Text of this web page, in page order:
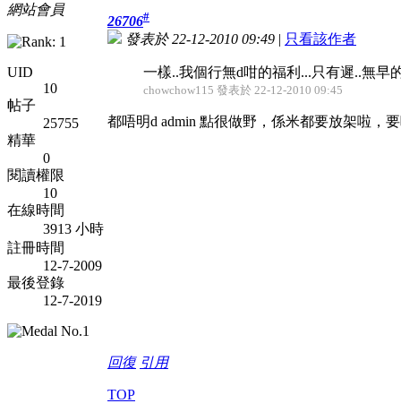
網站會員
UID
10
帖子
25755
精華
0
閱讀權限
10
在線時間
3913 小時
註冊時間
12-7-2009
最後登錄
12-7-2019
26706#
發表於 22-12-2010 09:49 | 只看該作者
一樣..我個行無d咁的福利...只有遲..無早
chowchow115 發表於 22-12-2010 09:45
都唔明d admin 點很做野，係米都要放架啦，
回復 引用
TOP